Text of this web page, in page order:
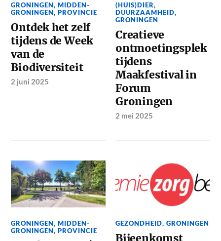
GRONINGEN,MIDDEN-
GRONINGEN,PROVINCIE
Ontdek het zelf
tijdens de Week
van de
Biodiversiteit
2 juni 2025
(HUIS)DIER,
DUURZAAMHEID,
GRONINGEN
Creatieve
ontmoetingsplek
tijdens
Maakfestival in
Forum
Groningen
2 mei 2025
GRONINGEN,MIDDEN-
GRONINGEN,PROVINCIE
GEZONDHEID,GRONINGEN